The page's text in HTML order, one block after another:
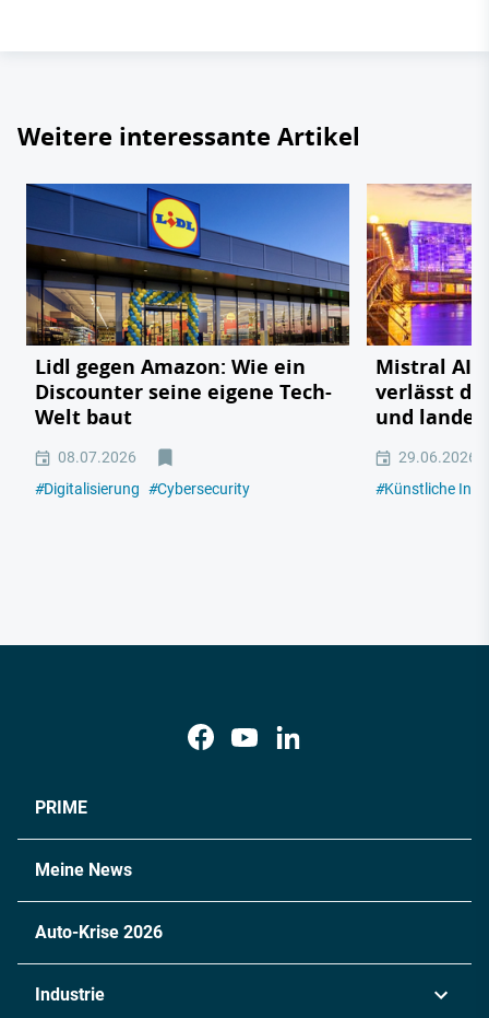
Weitere interessante Artikel
Lidl gegen Amazon: Wie ein
Discounter seine eigene Tech-
Welt baut
08.07.2026
#Digitalisierung #Cybersecurity
Mistral AI:
verlässt
und landet
29.06.2026
#Künstliche
PRIME
Meine News
Auto-Krise 2026
Industrie